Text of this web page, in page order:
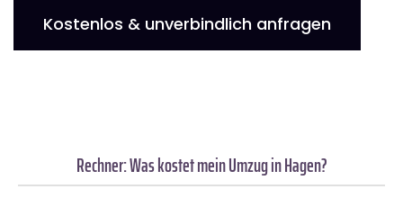
Kostenlos & unverbindlich anfragen
Rechner: Was kostet mein Umzug in Hagen?